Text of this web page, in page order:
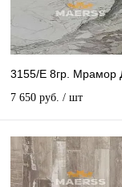
3155/E 8гр. Мрамор
7 650 руб. / шт